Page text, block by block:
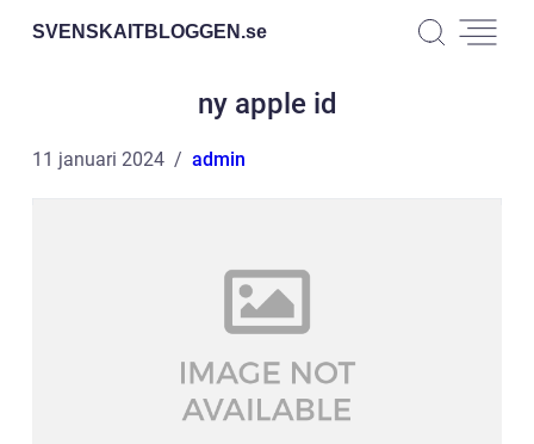
SVENSKAITBLOGGEN.se
ny apple id
11 januari 2024 admin